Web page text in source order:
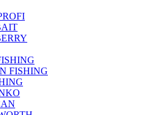
FISHING